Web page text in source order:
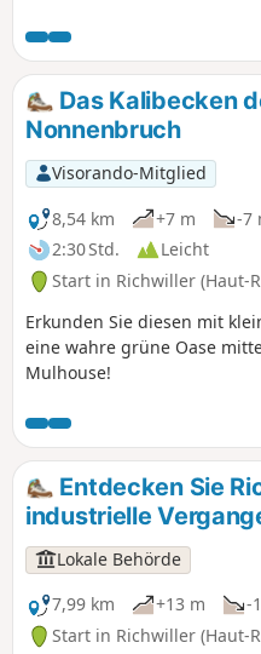
Das Kalibecken
Nonnenbruch
Visorando-Mitglied
8,54 km
+7 m
-7
2:30 Std.
Leicht
Start in Richwiller (Haut-
Erkunden Sie diesen mit
eine wahre grüne Oase
Mulhouse!
Entdecken Sie
industrielle
Lokale Behörde
7,99 km
+13 m -
Start in Richwiller (Haut-